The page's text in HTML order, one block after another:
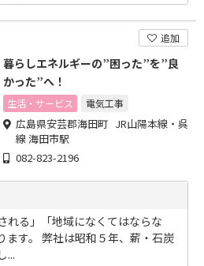
追加
暮らしエネルギーの”困った”を”良
かった”へ！
生活・サービス 電気工事
広島県安芸郡海田町 JR山陽本線・呉
線 海田市駅
082-823-2196
れる」「地域になくてはならな
ます。 弊社は昭和５年、薪・石炭
...